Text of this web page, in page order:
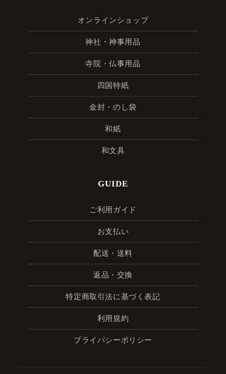
オンラインショップ
神社・神事用品
寺院・仏事用品
四国特紙
金封・のし袋
和紙
和文具
GUIDE
ご利用ガイド
お支払い
配送・送料
返品・交換
特定商取引法に基づく表記
利用規約
プライバシーポリシー